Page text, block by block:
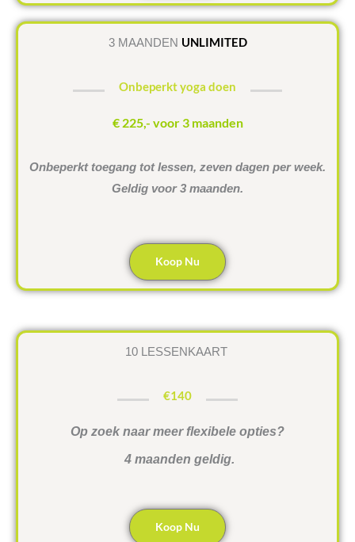
3 MAANDEN UNLIMITED
Onbeperkt yoga doen
€ 225,- voor 3 maanden
Onbeperkt toegang tot lessen, zeven dagen per week.
Geldig voor 3 maanden.
Koop Nu
10 LESSENKAART
€140
Op zoek naar meer flexibele opties?
4 maanden geldig.
Koop Nu